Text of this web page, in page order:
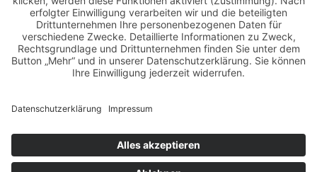
MIT FREUNDLICHER UNTERSTÜTZUNG
UNSERER PARTNER-SPORTVEREINE
LOGIN-BEREICH FÜR MITGLIEDER·
IMPRESSUM·DATENSCHUTZ